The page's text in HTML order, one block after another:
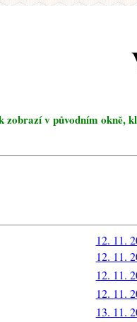
zobrazí v původním
12. 11.
12. 11.
12. 11.
12. 11.
13. 11.